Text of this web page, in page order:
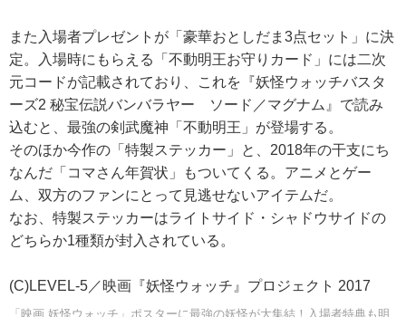
また入場者プレゼントが「豪華おとしだま3点セット」に決
定。入場時にもらえる「不動明王お守りカード」には二次
元コードが記載されており、これを『妖怪ウォッチバスタ
ーズ2 秘宝伝説バンバラヤー ソード／マグナム』で読み
込むと、最強の剣武魔神「不動明王」が登場する。
そのほか今作の「特製ステッカー」と、2018年の干支にち
なんだ「コマさん年賀状」もついてくる。アニメとゲー
ム、双方のファンにとって見逃せないアイテムだ。
なお、特製ステッカーはライトサイド・シャドウサイドの
どちらか1種類が封入されている。
(C)LEVEL-5／映画『妖怪ウォッチ』プロジェクト 2017
「映画 妖怪ウォッチ」ポスターに最強の妖怪が大集結！入場者特典も明